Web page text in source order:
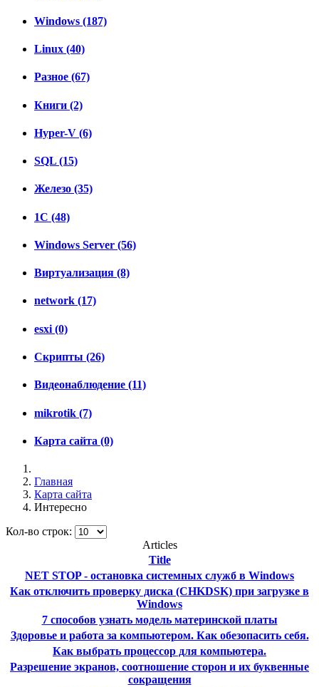
Windows (187)
Linux (40)
Разное (67)
Книги (2)
Hyper-V (6)
SQL (15)
Железо (35)
1C (48)
Windows Server (56)
Виртуализация (8)
network (17)
esxi (0)
Скрипты (26)
Видеонаблюдение (11)
mikrotik (7)
Карта сайта (0)
Главная
Карта сайта
Интересно
Кол-во строк:
Articles
Title
NET STOP - остановка системных служб в Windows
Как отключить проверку диска (CHKDSK) при загрузке в
Windows
7 способов узнать модель материнской платы
Здоровье и работа за компьютером. Как обезопасить себя.
Как выбрать процессор для компьютера.
Разрешение экранов, соотношение сторон и их буквенные
сокращения